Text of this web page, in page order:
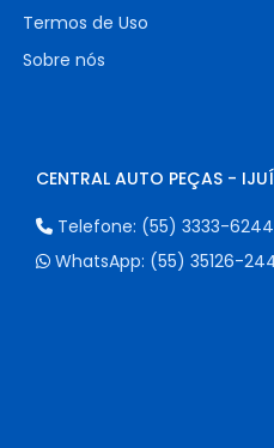
Termos de Uso
Sobre nós
CENTRAL AUTO PEÇAS - IJUÍ
Telefone: (55) 3333-6244
WhatsApp: (55) 35126-